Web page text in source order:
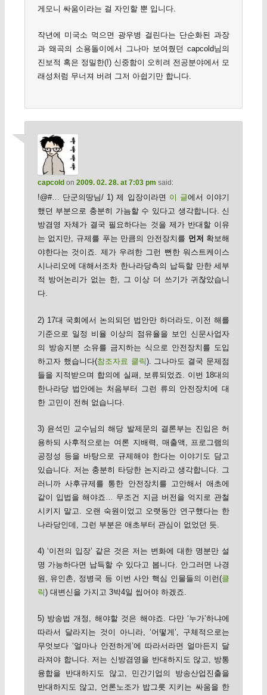
게모니 싸움이라는 걸 자인할 뿐 입니다.
작년에 미국소 먹으면 광우병 걸린다는 단순화된 과장
과 왜곡의 소용돌이에서 그나마 보여줬던 capcold님의
진보적 혹은 정밀한(!) 신중함이 오히려 전공분야에서 모
래성처럼 무너져 버려 그저 아쉽기만 합니다.
capcold on 2009. 02. 28. at 7:03 pm said:
!@#… 단군의땅님/ 1) 제 입장이라면 이 글에서 이야기
했던 부분으로 충분히 가늠할 수 있다고 생각합니다. 신
방겸영 자체가 결국 필요하다는 것을 제가 반대할 이유
는 없지만, 규제를 푸는 만큼의 안전장치를 먼저 확보해
야한다는 것이죠. 제가 우려한 그런 뻔한 워스트케이스
시나리오에 대해서조차 한나라당측의 납득할 만한 세부
적 방어논리가 없는 한, 그 이상 더 쓰기가 귀찮았습니
다.
2) 17대 국회에서 논의되던 법안만 하더라도, 이전 해를
기준으로 일정 비율 이상의 점유율을 보인 신문사업자
의 방송지분 소유를 금지하는 식으로 안전장치를 도입
하고자 했습니다(참조자료 클릭). 그나마도 결국 문제점
들을 지적받으며 합의에 실패, 보류되었죠. 이번 18대의
한나라당 법안에는 처음부터 그런 류의 안전장치에 대
한 고민이 전혀 없습니다.
3) 윤석민 교수님의 해당 발제문의 결론부는 진입은 허
용하되 사후적으로는 여론 지배력, 매출액, 프로그램의
공정성 등을 바탕으로 규제해야 한다는 이야기도 담고
있습니다. 저는 충분히 타당한 논지라고 생각합니다. 그
러니까 사후규제를 통한 안전장치를 고안해서 애초에
같이 입법을 해야죠… 무조건 지금 버전을 억지로 관철
시키지 말고. 오랜 숙원이었고 오랫동안 연구했다는 한
나라당인데, 그런 부분은 애초부터 관심이 없었던 듯.
4) ‘이전의 입장’ 같은 것은 저는 변화에 대한 명분만 설
명 가능하다면 납득할 수 있다고 봅니다. 안그러면 나경
원, 유인촌, 정병국 등 이번 사안 핵심 인물들의 이런(클
릭) 대변신을 가지고 3박4일 씹어야 하겠죠.
5) 방송법 개정, 해야할 것은 해야죠. 다만 ‘누가’하냐에
따라서 달라지는 것이 아니라, ‘어떻게’, 구체적으로는
무엇보다 ‘얼마나 안전하게’에 따라서라면 얼마든지 달
라져야 합니다. 저는 신방겸영을 반대하지도 않고, 방통
융합을 반대하지도 않고, 민간기업의 방송산업진출을
반대하지도 않고, 언론노조가 밥그릇 지키는 싸움을 한